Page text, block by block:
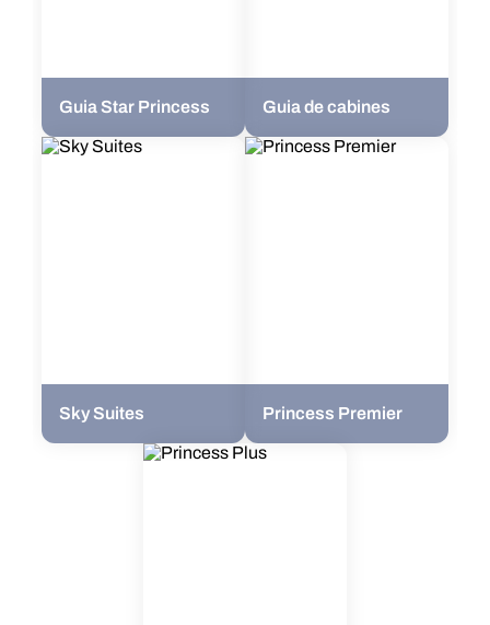
Guia Star Princess Guia de cabines
Sky Suites Princess Premier